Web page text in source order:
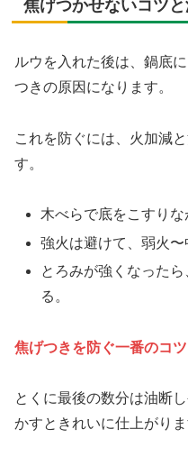
焦げつかせないコツ
ルウを入れた後は、鍋底
つきの原因になります。
これを防ぐには、火加減
す。
木べらで底をこすりな
強火は避けて、弱火〜
とろみが強くなった
る。
焦げつきを防ぐ一番のコ
とくに最後の数分は油断
かすときれいに仕上がりま